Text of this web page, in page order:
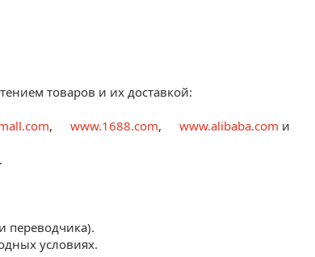
товаров и их доставкой:
, www.1688.com, www.alibaba.com и
переводчика).
условиях.